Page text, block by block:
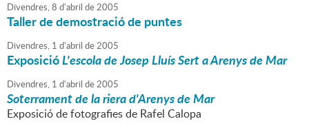
Divendres,8 d'abril de2005
Taller de demostració de puntes
Divendres, 1 d'abril de2005
ExposicióL'escola de Josep Lluís Sert a Arenys de Mar
Divendres, 1 d'abril de2005
Soterrament de la riera d'Arenys de Mar
Exposició de fotografies de Rafel Calopa